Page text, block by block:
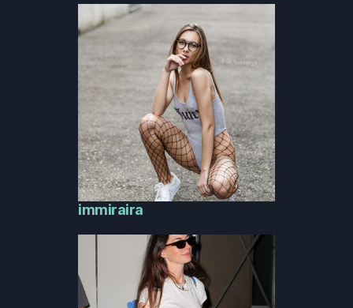
immiraira